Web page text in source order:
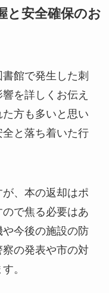
と安全確保のお
館で発生した刺
を詳しくお伝え
方も多いと思い
と落ち着いた行
、本の返却はポ
で焦る必要はあ
今後の施設の防
の発表や市の対
。